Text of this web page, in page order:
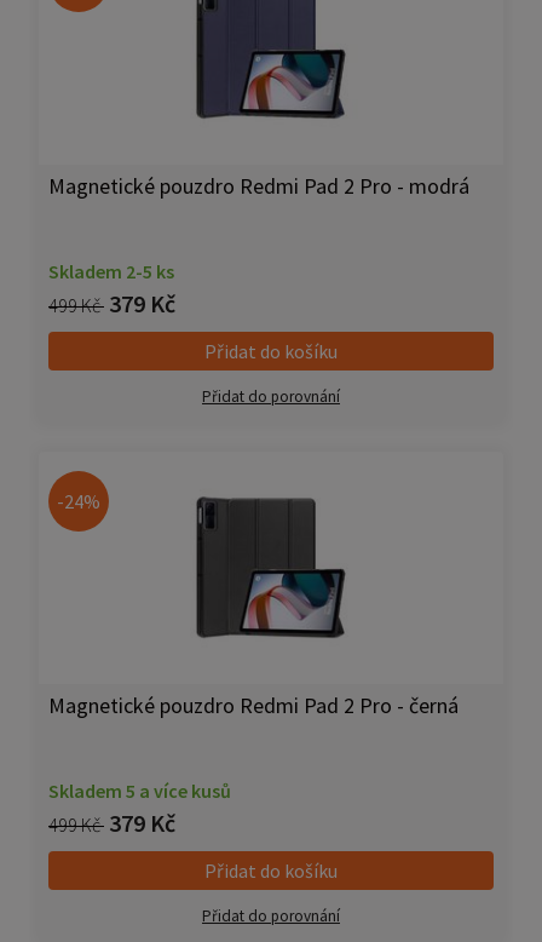
Magnetické pouzdro Redmi Pad 2 Pro - modrá
Skladem 2-5 ks
499 Kč 379 Kč
Přidat do košíku
Přidat do porovnání
-24%
Magnetické pouzdro Redmi Pad 2 Pro - černá
Skladem 5 a více kusů
499 Kč 379 Kč
Přidat do košíku
Přidat do porovnání